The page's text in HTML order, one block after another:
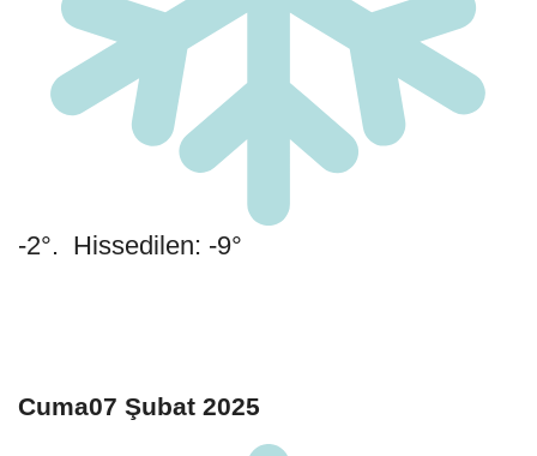
-2°. Hissedilen: -9°
Cuma07 Şubat 2025